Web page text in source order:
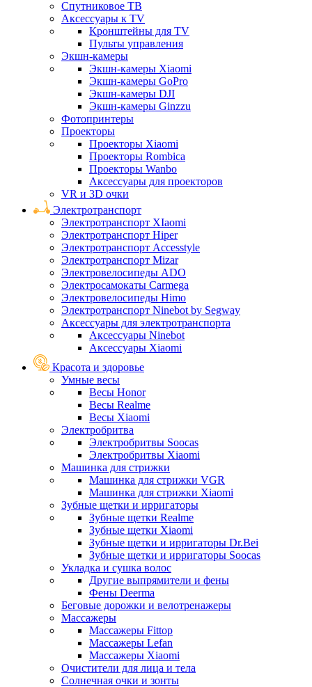
Спутниковое ТВ
Аксессуары к TV
Кронштейны для TV
Пульты управления
Экшн-камеры
Экшн-камеры Xiaomi
Экшн-камеры GoPro
Экшн-камеры DJI
Экшн-камеры Ginzzu
Фотопринтеры
Проекторы
Проекторы Xiaomi
Проекторы Rombica
Проекторы Wanbo
Аксессуары для проекторов
VR и 3D очки
Электротранспорт
Электротранспорт XIaomi
Электротранспорт Hiper
Электротранспорт Accesstyle
Электротранспорт Mizar
Электровелосипеды ADO
Электросамокаты Carmega
Электровелосипеды Himo
Электротранспорт Ninebot by Segway
Аксессуары для электротранспорта
Аксессуары Ninebot
Аксессуары Xiaomi
Красота и здоровье
Умные весы
Весы Honor
Весы Realme
Весы Xiaomi
Электробритва
Электробритвы Soocas
Электробритвы Xiaomi
Машинка для стрижки
Машинка для стрижки VGR
Машинка для стрижки Xiaomi
Зубные щетки и ирригаторы
Зубные щетки Realme
Зубные щетки Xiaomi
Зубные щетки и ирригаторы Dr.Bei
Зубные щетки и ирригаторы Soocas
Укладка и сушка волос
Другие выпрямители и фены
Фены Deerma
Беговые дорожки и велотренажеры
Массажеры
Массажеры Fittop
Массажеры Lefan
Массажеры Xiaomi
Очистители для лица и тела
Солнечная очки и зонты